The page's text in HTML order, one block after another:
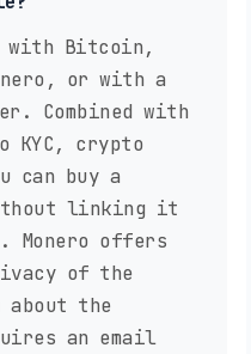
with Bitcoin,
or with a
Combined with
KYC, crypto
can buy a
linking it
offers
of the
about the
an email